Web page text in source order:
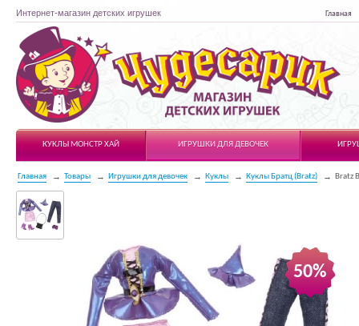
Интернет-магазин детских игрушек Главная
Чудесарик
КУКЛЫ МОНСТР ХАЙ
ИГРУШКИ ДЛЯ ДЕВОЧЕК
Главная Товары Игрушки для девочек Куклы Куклы Братц (Bratz) Bratz
50%